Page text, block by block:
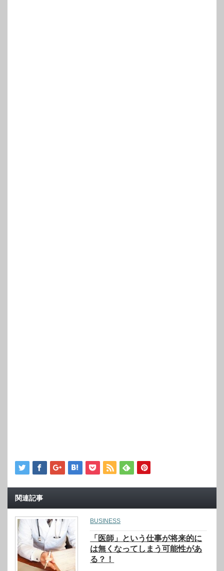
関連記事
BUSINESS
「医師」という仕事が将来的に
は無くなってしまう可能性があ
る？！